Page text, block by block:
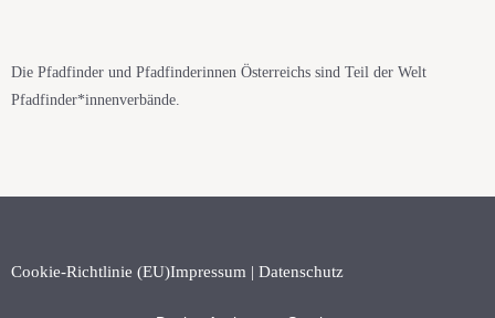
Die Pfadfinder und Pfadfinderinnen Österreichs sind Teil der Welt
Pfadfinder*innenverbände.
Cookie-Richtlinie (EU)Impressum | Datenschutz